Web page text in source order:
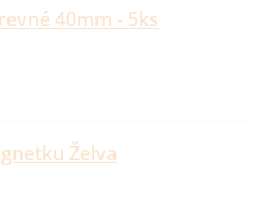
40mm - 5ks
Želva